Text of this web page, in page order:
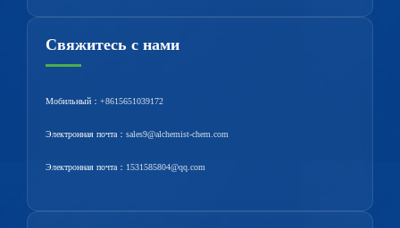
Свяжитесь с нами
Мобильный： +8615651039172
Электронная почта： sales9@alchemist-chem.com
Электронная почта： 1531585804@qq.com